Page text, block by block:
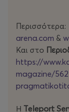
Για
Η
ΠΩΛΗΣΗ
Περισσότερα:
arena.com &
Και στο
https://
magazine/
Η Teleport